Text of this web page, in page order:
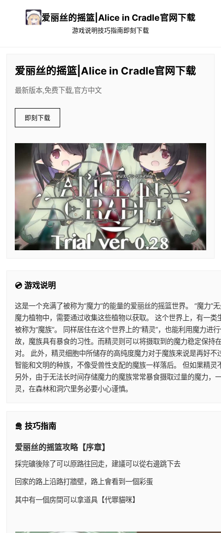
爱丽丝的摇篮|Alice in Cradle官网下载
游戏说明技巧指南 即刻下载
爱丽丝的摇篮|Alice in Cradle官网下载
最新版本,免费下载,官方中文
即刻下载
💿 游戏说明
这是一个充满了被称为“魔力”的能量的爱丽丝的摇篮世界。 “魔力
魔力植物中，需要通过收集这些植物以获取。 这个世界上，有一
被称为“魔族”。 同样居住在这个世界上的“精灵”，也能利用魔力
故，魔族具有暴食的习性。而精灵则可以将摄取到的魔力稳定保
对。 此外，精灵细胞中所储存的高纯度魔力对于魔族来说是再好
智能和文明的种族，不像受兽性支配的魔族一样落后。 但如果精
另外，由于无法长时间存储魔力的魔族常常暴食摄取过量的魔力
灵，在森林和洞穴里务必要小心谨慎。
🛅 技巧指南
爱丽丝的摇篮攻略【序章】
採完礦後除了可以原路往回走，建議可以從右邊跳下去
回家的路上沿路打牆壁，路上會看到一個彩蛋
其中有一個房間可以拿道具【代罪貓咪】